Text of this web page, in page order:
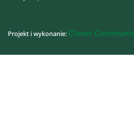
Projekt i wykonanie: Clever